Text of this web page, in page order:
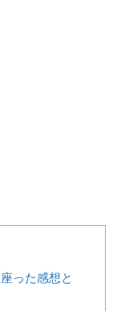
った感想と